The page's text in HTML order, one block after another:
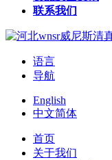
联系我们
语言
导航
English
中文简体
首页
关于我们